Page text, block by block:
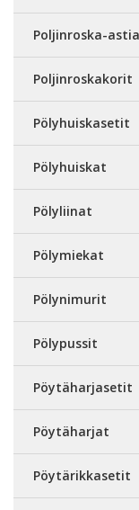
Poljinroska-
Poljinroskakorit
Pölyhuiskasetit
Pölyhuiskat
Pölyliinat
Pölymiekat
Pölynimurit
Pölypussit
Pöytäharjasetit
Pöytäharjat
Pöytärikkasetit